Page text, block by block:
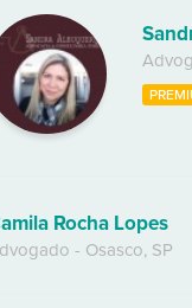
Rocha Lopes
- Osasco, SP